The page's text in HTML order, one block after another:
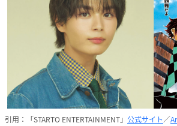
引用：「STARTO ENTERTAINMENT」 公式サイト／